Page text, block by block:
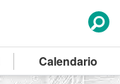
Calendario